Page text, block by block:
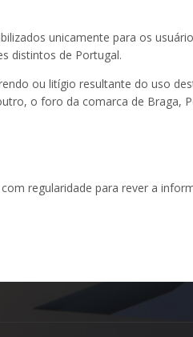
unicamente para os
distintos de Portugal.
ou litígio resultante do uso
o foro da comarca de Braga,
regularidade para rever a